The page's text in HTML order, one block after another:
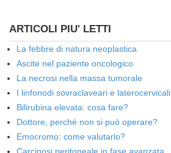
ARTICOLI PIU' LETTI
La febbre di natura neoplastica
Ascite nel paziente oncologico
La necrosi nella massa tumorale
I linfonodi sovraclaveari e laterocervicali
Bilirubina elevata: cosa fare?
Dottore, perché non si può operare?
Emocromo: come valutarlo?